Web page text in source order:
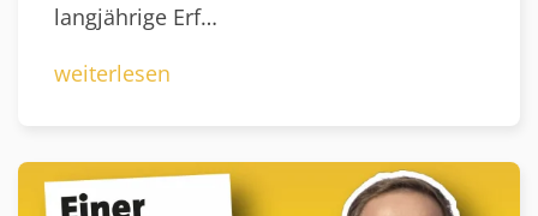
langjährige Erf…
weiterlesen